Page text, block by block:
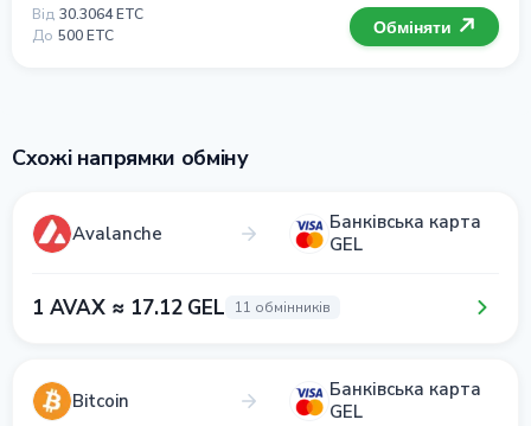
Від 30.3064 ETC
До 500 ETC Обміняти
Схожі напрямки обміну
Avalanche
Банківська карта
GEL
1 AVAX ≈ 17.12 GEL 11 обмінників
Bitcoin
Банківська карта
GEL